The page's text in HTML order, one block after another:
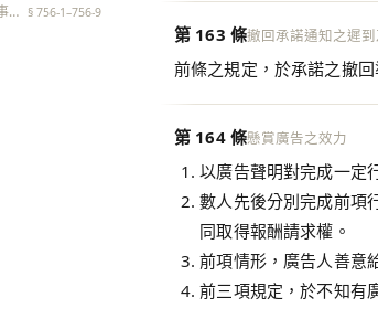
第二十四節 之一 人事保證 § 756-1–756-9
第 163 條撤回承諾通知之遲
前條之規定，於承諾之撤回
第 164 條懸賞廣告之效力
以廣告聲明對完成一定
數人先後分別完成前項
同取得報酬請求權。
前項情形，廣告人善意
前三項規定，於不知有